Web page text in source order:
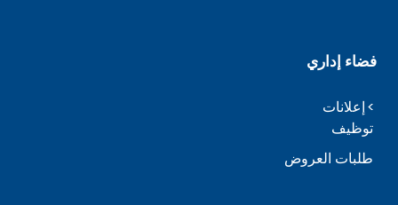
فضاء إداري
إعلانات
توظيف
طلبات العروض